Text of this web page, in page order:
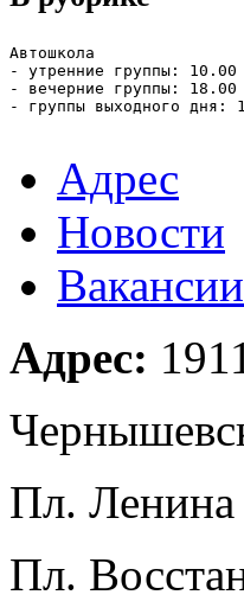
Автошкола
- утренние группы:
- вечерние группы:
- группы выходного дня:
Адрес
Новости
Адрес:
Пл.
Пл.